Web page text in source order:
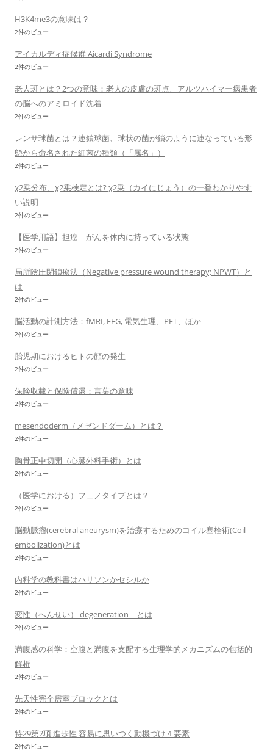
H3K4me3の意味は？
2件のビュー
アイカルディ症候群 Aicardi Syndrome
2件のビュー
老人斑とは？2つの意味：老人の皮膚の斑点、アルツハイマー病患者
の脳へのアミロイド沈着
2件のビュー
レンサ球菌とは？連鎖球菌、球状の菌が鎖のように連なっている形
態から命名された細菌の種類（「属名」）
2件のビュー
χ2乗分布、χ2乗検定とは? χ2乗（カイにじょう）の一番わかりやす
い説明
2件のビュー
【医学用語】担癌 がんを体内に持っている状態
2件のビュー
局所陰圧閉鎖療法（Negative pressure wound therapy; NPWT）と
は
2件のビュー
脳活動の計測方法：fMRI, EEG, 電気生理、PET、ほか
2件のビュー
胎児期におけるヒトの顔の発生
2件のビュー
保険収載と保険償還：言葉の意味
2件のビュー
mesendoderm（メゼンドダーム）とは？
2件のビュー
胸骨正中切開（心臓外科手術）とは
2件のビュー
（医学における）フェノタイプとは？
2件のビュー
脳動脈瘤(cerebral aneurysm)を治療するためのコイル塞栓術(Coil
embolization)とは
2件のビュー
内科学の教科書はハリソンかセシルか
2件のビュー
変性（へんせい） degeneration とは
2件のビュー
満腹感の科学：空腹と満腹を支配する生理学的メカニズムの包括的
解析
2件のビュー
先天性完全房室ブロックとは
2件のビュー
特29第2項 進歩性 容易に思いつく動機づけ４要素
2件のビュー